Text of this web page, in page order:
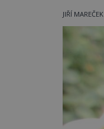
JIŘÍ MAREČEK